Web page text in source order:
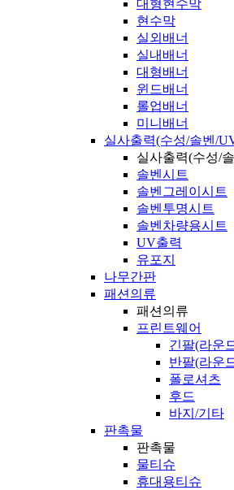
대형현수막
현수막
실외배너
실내배너
대형배너
윈드배너
롤업배너
미니배너
실사출력(수성/솔벤/
실사출력(수성/
솔벤시트
솔벤그레이시트
솔벤투명시트
솔벤차량용시트
UV출력
유포지
나무간판
패션의류
패션의류
프린트웨어
긴팔(라운
반팔(라운
폴로셔츠
후드
바지/기타
판촉물
판촉물
물티슈
휴대용티슈